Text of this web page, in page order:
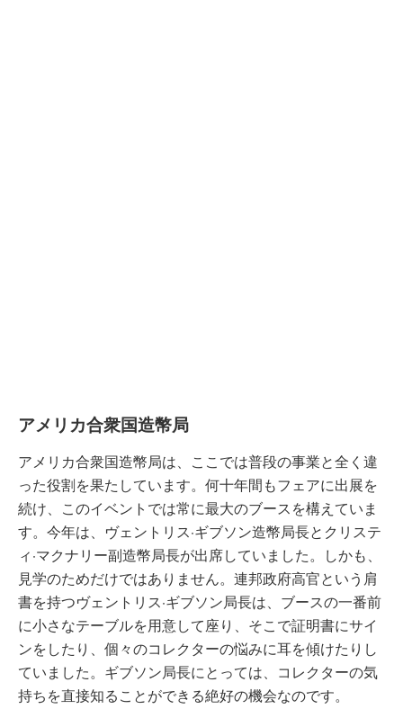
アメリカ合衆国造幣局
アメリカ合衆国造幣局は、ここでは普段の事業と全く違
った役割を果たしています。何十年間もフェアに出展を
続け、このイベントでは常に最大のブースを構えていま
す。今年は、ヴェントリス·ギブソン造幣局長とクリステ
ィ·マクナリー副造幣局長が出席していました。しかも、
見学のためだけではありません。連邦政府高官という肩
書を持つヴェントリス·ギブソン局長は、ブースの一番前
に小さなテーブルを用意して座り、そこで証明書にサイ
ンをしたり、個々のコレクターの悩みに耳を傾けたりし
ていました。ギブソン局長にとっては、コレクターの気
持ちを直接知ることができる絶好の機会なのです。